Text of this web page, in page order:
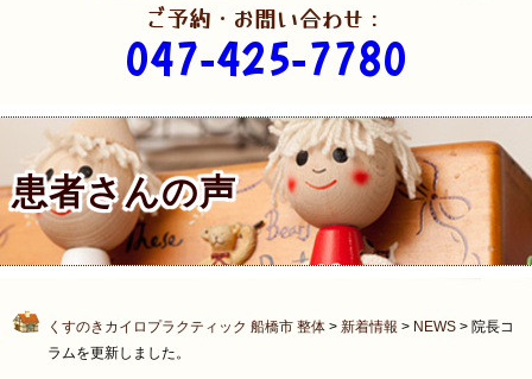
ご予約・お問い合わせ：
047-425-7780
患者さんの声
くすのきカイロプラクティック 船橋市 整体 > 新着情報 > NEWS > 院長コ
ラムを更新しました。